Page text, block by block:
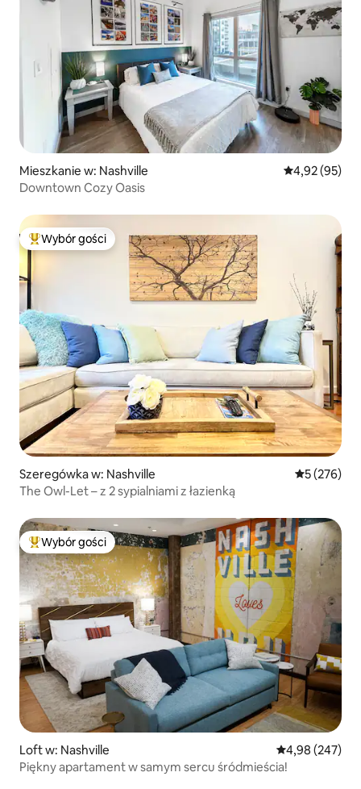
Mieszkanie w: Nashville Średnia
4,92 (95)
Downtown Cozy Oasis
Najpopularniejsze z kategorii Wybór gości
Wybór gości
Szeregówka w: Nashville Średnia
5 (276)
The Owl-Let – z 2 sypialniami z łazienką
Najpopularniejsze z kategorii Wybór gości
Wybór gości
Loft w: Nashville Średnia
4,98 (247)
Piękny apartament w samym sercu śródmieścia!